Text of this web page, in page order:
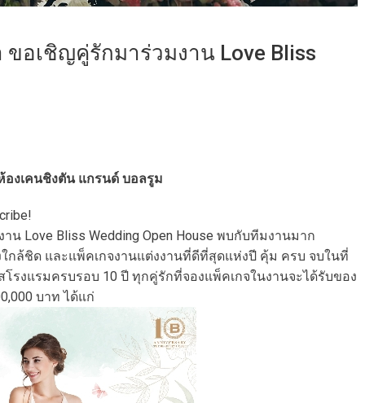
ขอเชิญคู่รักมาร่วมงาน Love Bliss
องเคนชิงตัน แกรนด์ บอลรูม
น Love Bliss Wedding Open House พบกับทีมงานมาก
ล้ชิด และแพ็คเกจงานแต่งงานที่ดีที่สุดแห่งปี คุ้ม ครบ จบในที่
โรงแรมครบรอบ 10 ปี ทุกคู่รักที่จองแพ็คเกจในงานจะได้รับของ
บาท​ ​ได้แก่